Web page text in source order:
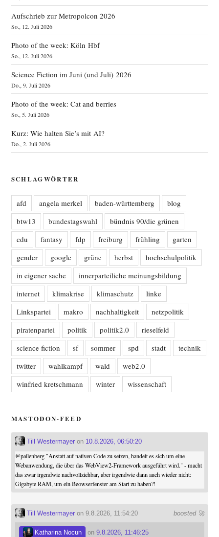
Aufschrieb zur Metropolcon 2026
So., 12. Juli 2026
Photo of the week: Köln Hbf
So., 12. Juli 2026
Science Fiction im Juni (und Juli) 2026
Do., 9. Juli 2026
Photo of the week: Cat and berries
So., 5. Juli 2026
Kurz: Wie halten Sie’s mit AI?
Do., 2. Juli 2026
SCHLAGWÖRTER
afd angela merkel baden-württemberg
blog
btw13
bundestagswahl
bündnis 90/die grünen
cdu
fantasy fdp freiburg frühling
garten
gender
google grüne herbst
hochschulpolitik
in eigener sache
innerparteiliche meinungsbildung
internet
klimakrise klimaschutz
linke
Linkspartei
makro nachhaltigkeit
netzpolitik
piratenpartei
politik politik2.0
rieselfeld
science fiction
sf sommer spd stadt
technik
twitter
wahlkampf wald
web2.0
winfried kretschmann
winter wissenschaft
MASTODON-FEED
Till Westermayeron 10.8.2026, 06:50:20
@pallenberg"Anstatt auf nativen Code zu setzen, handelt es sich um eine
Webanwendung, die über das WebView2-Framework ausgeführt wird." - macht
das zwar irgendwie nachvollziehbar, aber irgendwie dann auch wieder nicht:
Gigabyte RAM, um ein Beowserfenster am Start zu haben?!
boosted 🚀
Till Westermayeron 9.8.2026, 11:54:20
Katharina Nocun on 9.8.2026, 11:46:25